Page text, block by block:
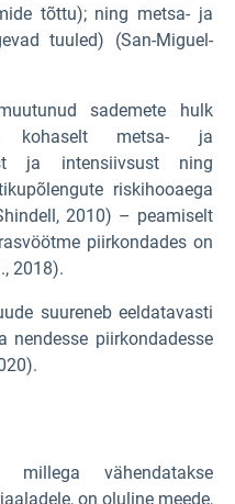
tõttu); ning metsa- ja
tuuled) (San-Miguel-
sademete hulk
kohaselt metsa- ja
ja intensiivsust ning
riskihooaega
2010) – peamiselt
piirkondades on
2018).
suureneb eeldatavasti
nendesse piirkondadesse
millega vähendatakse
on oluline meede,